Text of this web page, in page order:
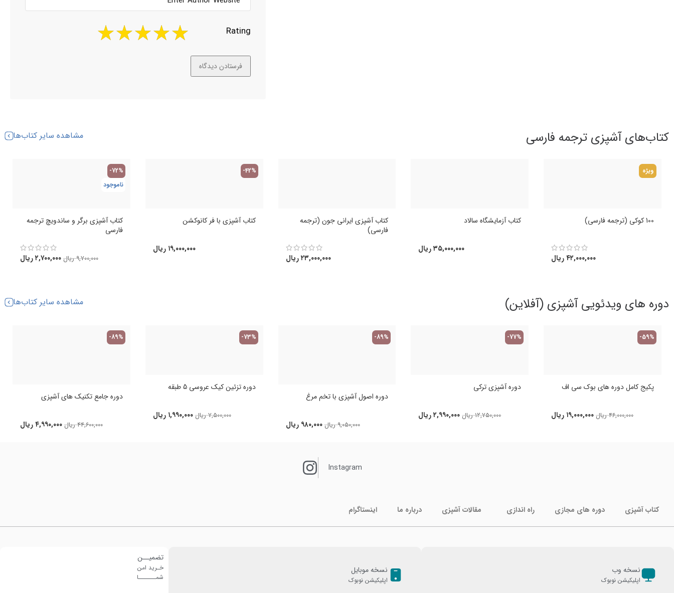
Rating
کتاب‌های آشپزی ترجمه فارسی مشاهده سایر کتاب‌ها
ویژه
100 کوکی (ترجمه فارسی)
۴۲,۰۰۰,۰۰۰ریال
کتاب آزمایشگاه سالاد
۳۵,۰۰۰,۰۰۰ ریال
کتاب آشپزی ایرانی جون (ترجمه
فارسی)
۲۳,۰۰۰,۰۰۰ریال
-42%
کتاب آشپزی با فر کانوکشن
۱۹,۰۰۰,۰۰۰ ریال
-72%
ناموجود
کتاب آشپزی برگر و ساندویچ ترجمه
فارسی
۹,۷۰۰,۰۰۰ ریال ۲,۷۰۰,۰۰۰ریال
دوره های ویدئویی آشپزی (آفلاین) مشاهده سایر کتاب‌ها
-59%
پکیج کامل دوره های بوک سی اف
۴۶,۰۰۰,۰۰۰ ریال ۱۹,۰۰۰,۰۰۰ ریال
-77%
دوره آشپزی ترکی
۱۲,۷۵۰,۰۰۰ ریال ۲,۹۹۰,۰۰۰ ریال
-89%
دوره اصول آشپزی با تخم مرغ
۹,۰۵۰,۰۰۰ ریال ۹۸۰,۰۰۰ ریال
-73%
دوره تزئین کیک عروسی 5 طبقه
۷,۵۰۰,۰۰۰ ریال ۱,۹۹۰,۰۰۰ ریال
-89%
دوره جامع تکنیک های آشپزی
۴۴,۶۰۰,۰۰۰ ریال ۴,۹۹۰,۰۰۰ریال
Instagram
کتاب آشپزی دوره های مجازی راه اندازی مقالات آشپزی درباره ما اینستاگرام
نسخه وب
اپلیکیشن نوبوک
نسخه موبایل
اپلیکیشن نوبوک
تضمیــن
خـرید امن
شمـــــــا